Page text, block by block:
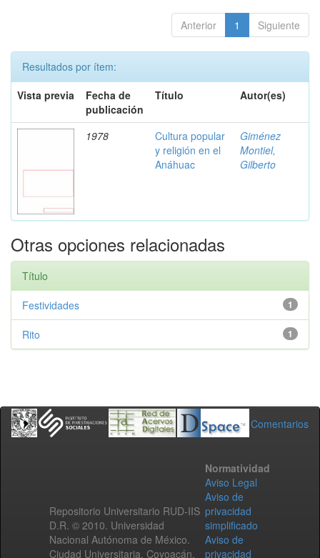
Anterior 1 Siguiente
Resultados por ítem:
Vista previa
Fecha de
publicación
Título Autor(es)
1978
Cultura popular
y religión en el
Anáhuac
Giménez
Montiel,
Gilberto
Otras opciones relacionadas
Título
1
Festividades
1
Rito
Comentarios
Repositorio Universitario RUD-IIS
D.R. © 2010. Universidad
Nacional Autónoma de México.
Ciudad Universitaria, Coyoacán,
Normatividad
Aviso Legal
Aviso de
privacidad
simplificado
Aviso de
privacidad